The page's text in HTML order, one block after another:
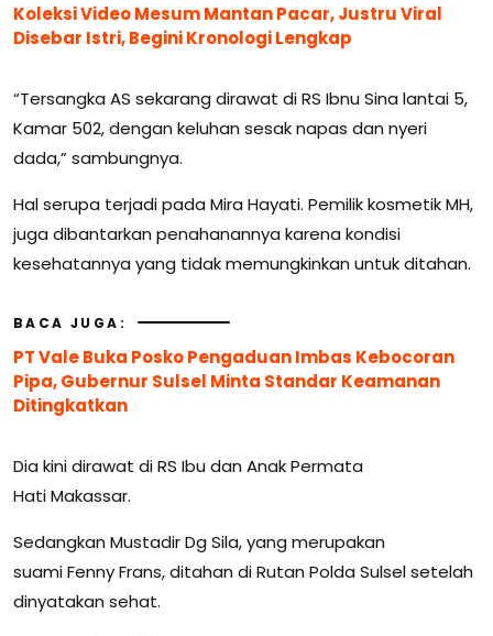
Koleksi Video Mesum Mantan Pacar, Justru Viral
Disebar Istri, Begini Kronologi Lengkap
“Tersangka AS sekarang dirawat di RS Ibnu Sina lantai 5,
Kamar 502, dengan keluhan sesak napas dan nyeri
dada,” sambungnya.
Hal serupa terjadi pada Mira Hayati. Pemilik kosmetik MH,
juga dibantarkan penahanannya karena kondisi
kesehatannya yang tidak memungkinkan untuk ditahan.
BACA JUGA:
PT Vale Buka Posko Pengaduan Imbas Kebocoran
Pipa, Gubernur Sulsel Minta Standar Keamanan
Ditingkatkan
Dia kini dirawat di RS Ibu dan Anak Permata
Hati Makassar.
Sedangkan Mustadir Dg Sila, yang merupakan
suami Fenny Frans, ditahan di Rutan Polda Sulsel setelah
dinyatakan sehat.